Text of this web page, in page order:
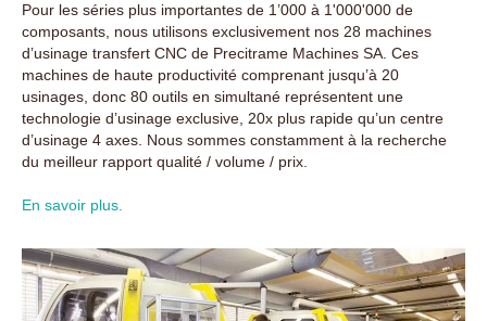
Pour les séries plus importantes de 1’000 à 1'000'000 de
composants, nous utilisons exclusivement nos 28 machines
d’usinage transfert CNC de Precitrame Machines SA. Ces
machines de haute productivité comprenant jusqu’à 20
usinages, donc 80 outils en simultané représentent une
technologie d’usinage exclusive, 20x plus rapide qu’un centre
d’usinage 4 axes. Nous sommes constamment à la recherche
du meilleur rapport qualité / volume / prix.
En savoir plus.